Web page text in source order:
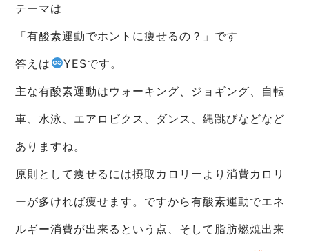
テーマは
「有酸素運動でホントに痩せるの？」です
答えは
YESです。
主な有酸素運動はウォーキング、ジョギング、自転
車、水泳、エアロビクス、ダンス、縄跳びなどなど
ありますね。
原則として痩せるには摂取カロリーより消費カロリ
ーが多ければ痩せます。ですから有酸素運動でエネ
ルギー消費が出来るという点、そして脂肪燃焼出来